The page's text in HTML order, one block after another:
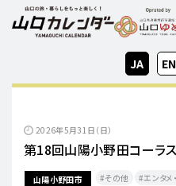
EN
JA
2026年5月31日（日）
第18回山陽小野田コーラス
山陽小野田市 その他 エンタメ